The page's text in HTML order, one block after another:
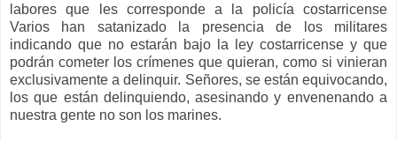
labores que les corresponde a la policía costarricense
Varios han satanizado la presencia de los militares
indicando que no estarán bajo la ley costarricense y que
podrán cometer los crímenes que quieran, como si vinieran
exclusivamente a delinquir. Señores, se están equivocando,
los que están delinquiendo, asesinando y envenenando a
nuestra gente no son los marines.